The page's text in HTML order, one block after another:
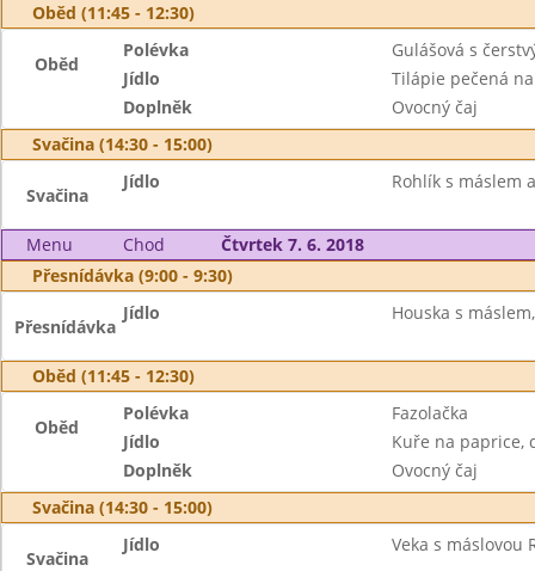
Oběd (11:45 - 12:30)
Oběd
Polévka
Gulášová s
Jídlo
Tilápie pečená
Doplněk
Ovocný čaj
Svačina (14:30 - 15:00)
Svačina
Jídlo Rohlík s máslem
Menu Chod
Čtvrtek 7. 6. 2018
Přesnídávka (9:00 - 9:30)
Přesnídávka
Jídlo Houska s
Oběd (11:45 - 12:30)
Oběd
Polévka
Fazolačka
Jídlo
Kuře na paprice,
Doplněk
Ovocný čaj
Svačina (14:30 - 15:00)
Svačina
Jídlo Veka s máslovou